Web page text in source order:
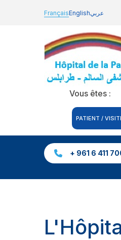
FrançaisEnglishعربي
Vous êtes :
PATIENT /
+ 961 6 411